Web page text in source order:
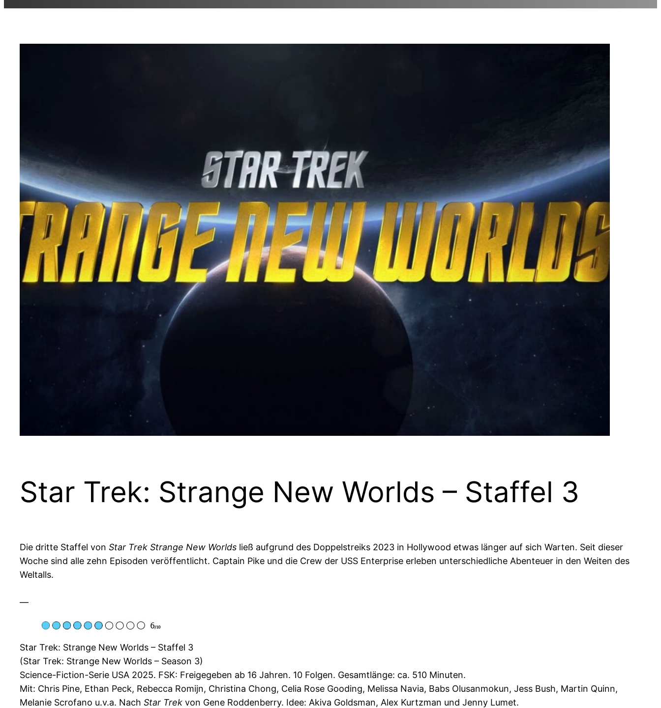
Star Trek: Strange New Worlds – Staffel 3
Die dritte Staffel von Star Trek Strange New Worlds ließ aufgrund des Doppelstreiks 2023 in Hollywood etwas länger auf sich Warten. Seit dieser
Woche sind alle zehn Episoden veröffentlicht. Captain Pike und die Crew der USS Enterprise erleben unterschiedliche Abenteuer in den Weiten des
Weltalls.
—
Star Trek: Strange New Worlds – Staffel 3
(Star Trek: Strange New Worlds – Season 3)
Science-Fiction-Serie USA 2025. FSK: Freigegeben ab 16 Jahren. 10 Folgen. Gesamtlänge: ca. 510 Minuten.
Mit: Chris Pine, Ethan Peck, Rebecca Romijn, Christina Chong, Celia Rose Gooding, Melissa Navia, Babs Olusanmokun, Jess Bush, Martin Quinn,
Melanie Scrofano u.v.a. Nach Star Trek von Gene Roddenberry. Idee: Akiva Goldsman, Alex Kurtzman und Jenny Lumet.